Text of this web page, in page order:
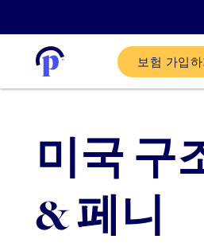
보험 가입하
미국 구
& 페니